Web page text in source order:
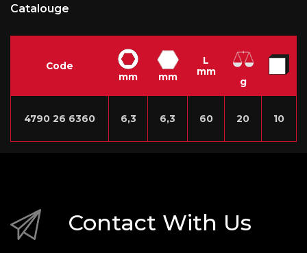
Catalouge
Code
mm
mm
L
mm
g
4790 26 6360 6,3 6,3 60 20 10
Contact With Us